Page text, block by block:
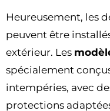
Heureusement, les
peuvent être
extérieur. Les
spécialement
intempéries, avec
protections